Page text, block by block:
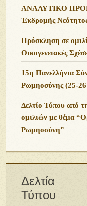
ΑΝΑΛΥΤΙΚΟ
Ἐκδρομῆς
Πρόσκληση σε
Οικογενειακές
15η Πανελλήνια
Ρωμηοσύνης (25-26
Δελτίο Τύπου από
ομιλιών με θέμα
Ρωμηοσύνη”
Δελτία
Τύπου